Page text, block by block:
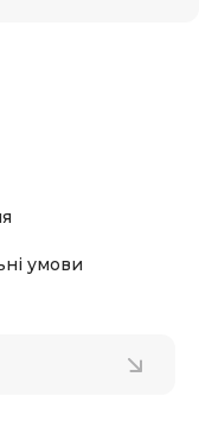
умови